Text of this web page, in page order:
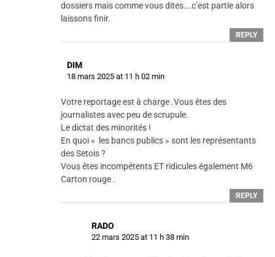
dossiers mais comme vous dites….c’est partie alors
laissons finir.
REPLY
DIM
18 mars 2025 at 11 h 02 min
Votre reportage est à charge .Vous êtes des
journalistes avec peu de scrupule.
Le dictat des minorités !
En quoi « les bancs publics » sont les représentants
des Setois ?
Vous êtes incompétents ET ridicules également M6
Carton rouge .
REPLY
RADO
22 mars 2025 at 11 h 38 min